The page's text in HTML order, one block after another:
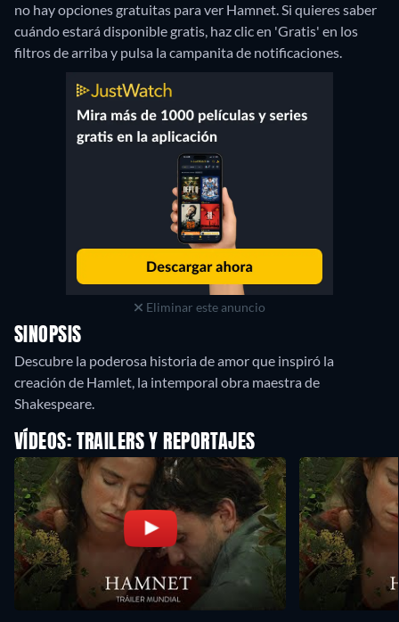
no hay opciones gratuitas para ver Hamnet. Si quieres saber
cuándo estará disponible gratis, haz clic en 'Gratis' en los
filtros de arriba y pulsa la campanita de notificaciones.
Eliminar este anuncio
SINOPSIS
Descubre la poderosa historia de amor que inspiró la
creación de Hamlet, la intemporal obra maestra de
Shakespeare.
VÍDEOS: TRAILERS Y REPORTAJES